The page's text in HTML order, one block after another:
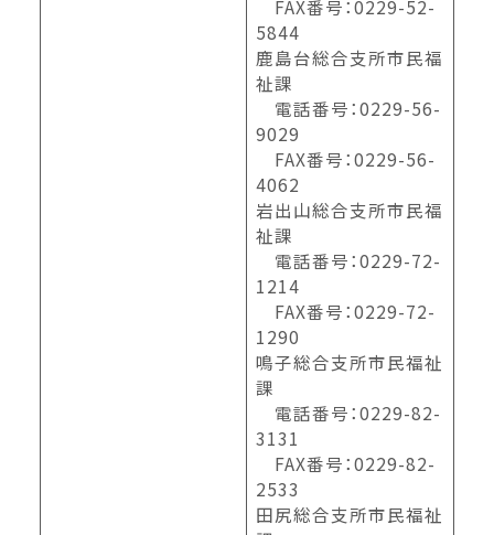
FAX番号：0229-52-
5844
鹿島台総合支所市民福
祉課
電話番号：0229-56-
9029
FAX番号：0229-56-
4062
岩出山総合支所市民福
祉課
電話番号：0229-72-
1214
FAX番号：0229-72-
1290
鳴子総合支所市民福祉
課
電話番号：0229-82-
3131
FAX番号：0229-82-
2533
田尻総合支所市民福祉